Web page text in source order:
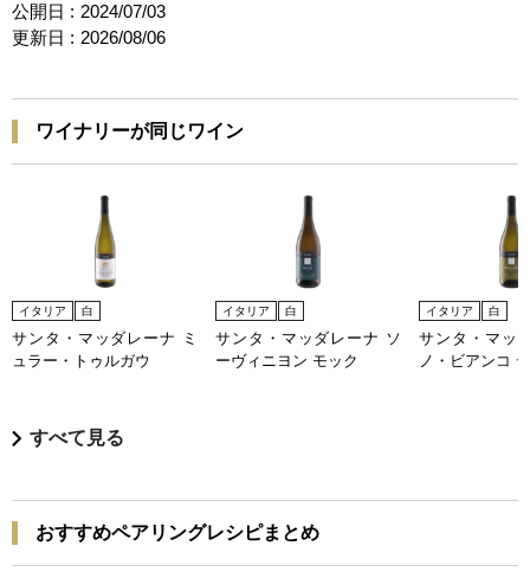
公開日 : 2024/07/03
更新日 : 2026/08/06
ワイナリーが同じワイン
イタリア 白
サンタ・マッダレーナ ミ
ュラー・トゥルガウ
イタリア 白
サンタ・マッダレーナ ソ
ーヴィニヨン モック
イタリア 白
サンタ・マッ
ノ・ビアンコ
すべて見る
おすすめペアリングレシピまとめ